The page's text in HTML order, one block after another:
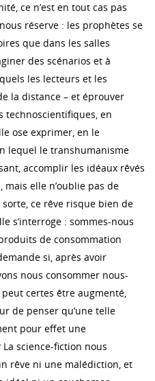
ce n’est en tout cas pas
réserve : les prophètes se
que dans les salles
des scénarios et à
les lecteurs et les
la distance – et éprouver
technoscientifiques, en
ose exprimer, en le
lequel le transhumanisme
accomplir les idéaux rêvés
elle n’oublie pas de
ce rêve risque bien de
s’interroge : sommes-nous
de consommation
si, après avoir
nous consommer nous-
certes être augmenté,
de penser qu’une telle
pour effet une
science-fiction nous
rêve ni une malédiction, et